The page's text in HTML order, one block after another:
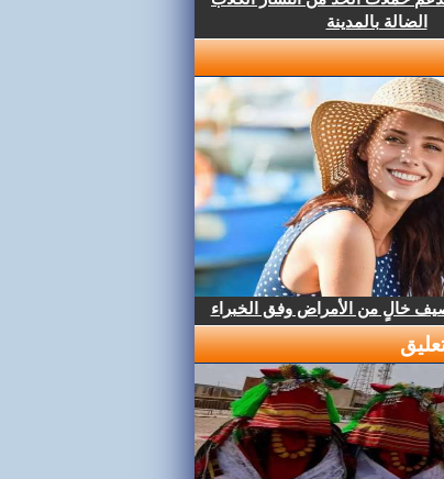
الضالة بالمدينة
خالٍ من الأمراض وفق الخبراء